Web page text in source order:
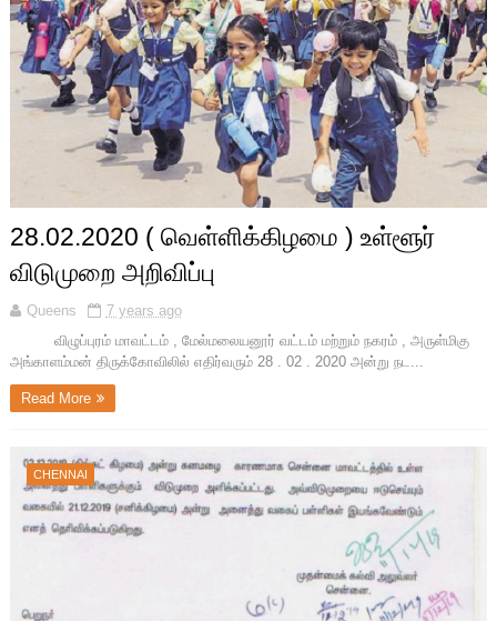
28.02.2020 ( வெள்ளிக்கிழமை ) உள்ளூர்
விடுமுறை அறிவிப்பு
Queens
7 years ago
விழுப்புரம் மாவட்டம் , மேல்மலையனூர் வட்டம் மற்றும் நகரம் , அருள்மிகு
அங்காளம்மன் திருக்கோவிலில் எதிர்வரும் 28 . 02 . 2020 அன்று நட...
Read More
CHENNAI